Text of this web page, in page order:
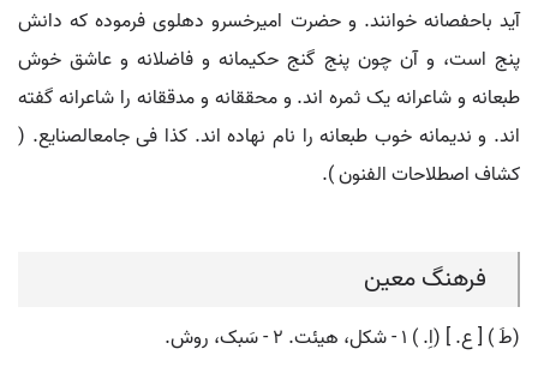
آید باحفصانه خوانند. و حضرت امیرخسرو دهلوی فرموده که دانش
پنج است، و آن چون پنج گنج حکیمانه و فاضلانه و عاشق خوش
طبعانه و شاعرانه یک ثمره اند. و محققانه و مدققانه را شاعرانه گفته
اند. و ندیمانه خوب طبعانه را نام نهاده اند. کذا فی جامعالصنایع. (
کشاف اصطلاحات الفنون ).
فرهنگ معین
(طَ ) [ ع. ] (اِ. ) ۱ - شکل، هیئت. ۲ - سَبک، روش.